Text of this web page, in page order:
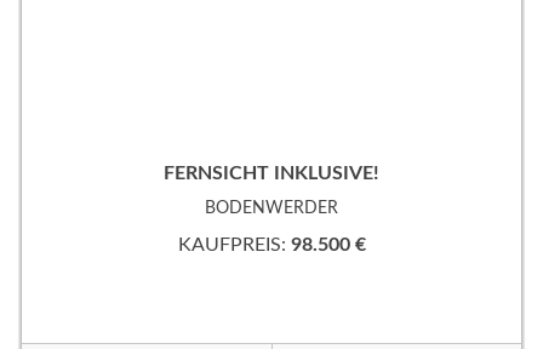
FERNSICHT INKLUSIVE!
BODENWERDER
KAUFPREIS: 98.500 €